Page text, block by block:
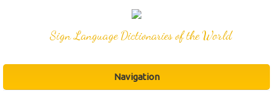
Sign Language Dictionaries of the World
Navigation